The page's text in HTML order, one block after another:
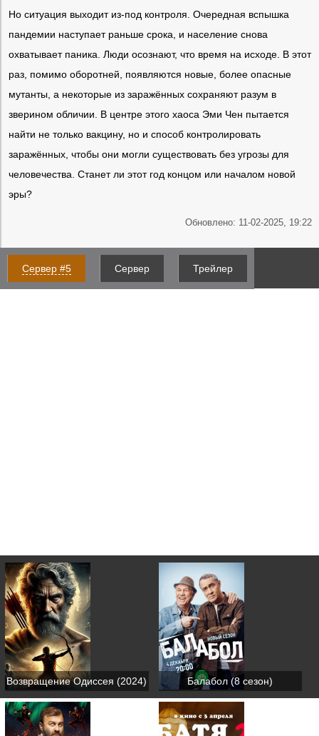
Но ситуация выходит из-под контроля. Очередная вспышка
пандемии наступает раньше срока, и население снова
охватывает паника. Люди осознают, что время на исходе. В этот
раз, помимо оборотней, появляются новые, более опасные
мутанты, а некоторые из заражённых сохраняют разум в
зверином обличии. В центре этого хаоса Эми Чен пытается
найти не только вакцину, но и способ контролировать
заражённых, чтобы они могли существовать без угрозы для
человечества. Станет ли этот год концом или началом новой
эры?
Обновлено: 11-02-2025, 19:22
Сервер #5 Сервер Трейлер
Возвращение Одиссея (2024) Балабол (8 сезон)